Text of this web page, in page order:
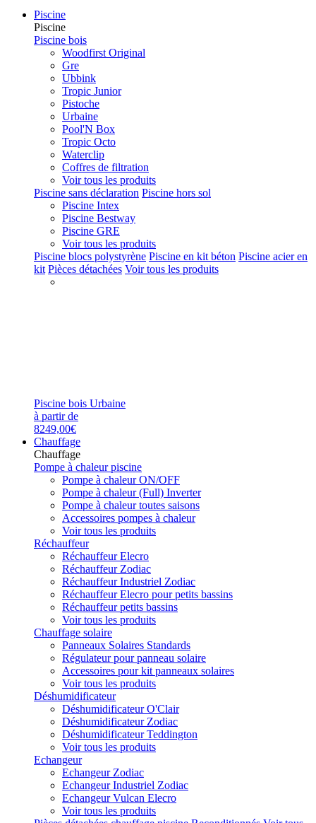
Piscine
Piscine
Piscine bois
Woodfirst Original
Gre
Ubbink
Tropic Junior
Pistoche
Urbaine
Pool'N Box
Tropic Octo
Waterclip
Coffres de filtration
Voir tous les produits
Piscine sans déclaration Piscine hors sol
Piscine Intex
Piscine Bestway
Piscine GRE
Voir tous les produits
Piscine blocs polystyrène Piscine en kit béton Piscine acier en
kit Pièces détachées Voir tous les produits
Piscine bois Urbaine
à partir de
8249,00€
Chauffage
Chauffage
Pompe à chaleur piscine
Pompe à chaleur ON/OFF
Pompe à chaleur (Full) Inverter
Pompe à chaleur toutes saisons
Accessoires pompes à chaleur
Voir tous les produits
Réchauffeur
Réchauffeur Elecro
Réchauffeur Zodiac
Réchauffeur Industriel Zodiac
Réchauffeur Elecro pour petits bassins
Réchauffeur petits bassins
Voir tous les produits
Chauffage solaire
Panneaux Solaires Standards
Régulateur pour panneau solaire
Accessoires pour kit panneaux solaires
Voir tous les produits
Déshumidificateur
Déshumidificateur O'Clair
Déshumidificateur Zodiac
Déshumidificateur Teddington
Voir tous les produits
Echangeur
Echangeur Zodiac
Echangeur Industriel Zodiac
Echangeur Vulcan Elecro
Voir tous les produits